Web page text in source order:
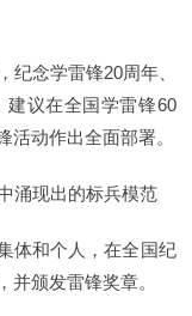
念学雷锋20周年、
建议在全国学雷锋60
活动作出全面部署。
涌现出的标兵模范
体和个人，在全国纪
并颁发雷锋奖章。